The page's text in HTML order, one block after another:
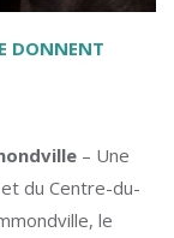
DONNENT
– Une
du Centre-du-
le